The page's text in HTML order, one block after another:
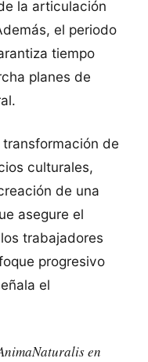
la articulación
el periodo
tiempo
planes de
de
culturales,
de una
asegure el
trabajadores
progresivo
el
en